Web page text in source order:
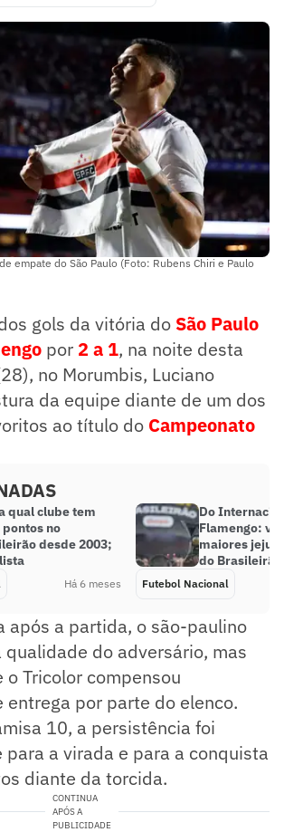
empate do São Paulo (Foto: Rubens Chiri e Paulo
gols da vitória do São Paulo
por 2 a 1, na noite desta
no Morumbis, Luciano
da equipe diante de um dos
ao título do Campeonato
qual clube tem
pontos no
desde 2003;
Há 6 meses
Do
Flamengo:
maiores
do Brasileirão
Futebol Nacional
após a partida, o são-paulino
qualidade do adversário, mas
o Tricolor compensou
entrega por parte do elenco.
10, a persistência foi
a virada e para a conquista
diante da torcida.
CONTINUA
APÓS A
PUBLICIDADE